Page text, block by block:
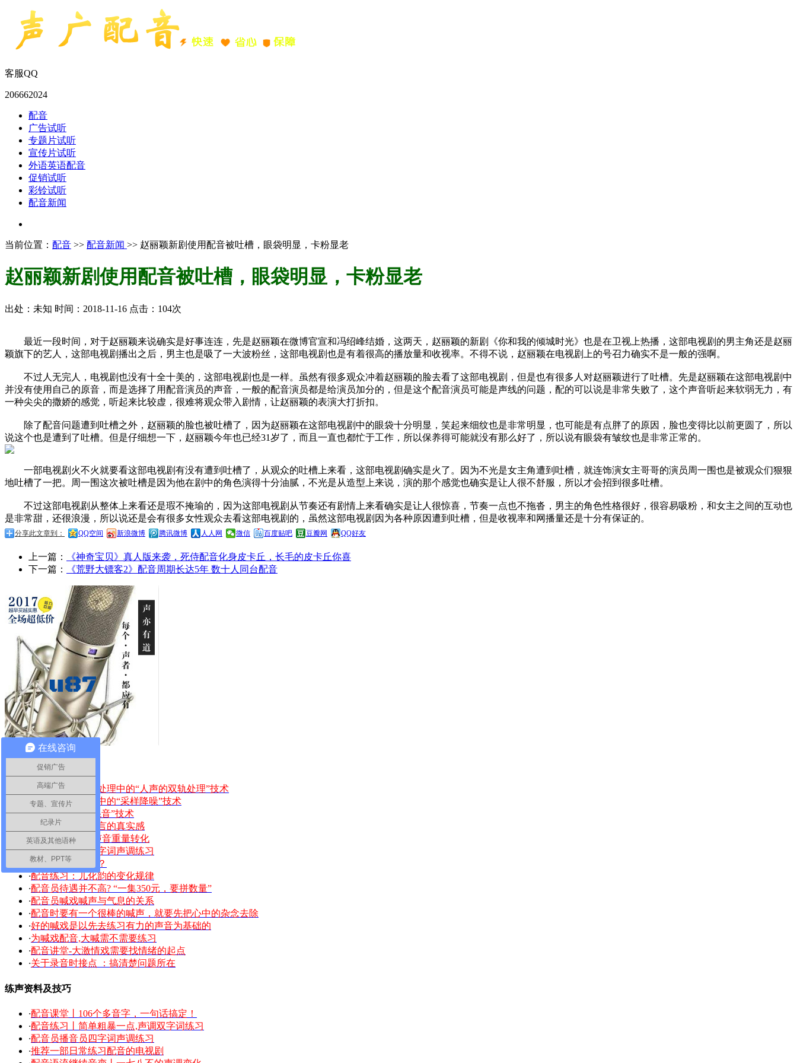
客服QQ
206662024
配音
广告试听
专题片试听
宣传片试听
外语英语配音
促销试听
彩铃试听
配音新闻
当前位置： 配音 >> 配音新闻 >> 赵丽颖新剧使用配音被吐槽，眼袋明显，卡粉显老
赵丽颖新剧使用配音被吐槽，眼袋明显，卡粉显老
出处：未知 时间：2018-11-16 点击：104次
最近一段时间，对于赵丽颖来说确实是好事连连，先是赵丽颖在微博官宣和冯绍峰结婚，这两天，赵丽颖的新剧《你和我的倾城时光》也是在卫视上热播，这部电视剧的男主角还是赵丽
颖旗下的艺人，这部电视剧播出之后，男主也是吸了一大波粉丝，这部电视剧也是有着很高的播放量和收视率。不得不说，赵丽颖在电视剧上的号召力确实不是一般的强啊。
不过人无完人，电视剧也没有十全十美的，这部电视剧也是一样。虽然有很多观众冲着赵丽颖的脸去看了这部电视剧，但是也有很多人对赵丽颖进行了吐槽。先是赵丽颖在这部电视剧中
并没有使用自己的原音，而是选择了用配音演员的声音，一般的配音演员都是给演员加分的，但是这个配音演员可能是声线的问题，配的可以说是非常失败了，这个声音听起来软弱无力，有
一种尖尖的撒娇的感觉，听起来比较虚，很难将观众带入剧情，让赵丽颖的表演大打折扣。
除了配音问题遭到吐槽之外，赵丽颖的脸也被吐槽了，因为赵丽颖在这部电视剧中的眼袋十分明显，笑起来细纹也是非常明显，也可能是有点胖了的原因，脸也变得比以前更圆了，所以
说这个也是遭到了吐槽。但是仔细想一下，赵丽颖今年也已经31岁了，而且一直也都忙于工作，所以保养得可能就没有那么好了，所以说有眼袋有皱纹也是非常正常的。
一部电视剧火不火就要看这部电视剧有没有遭到吐槽了，从观众的吐槽上来看，这部电视剧确实是火了。因为不光是女主角遭到吐槽，就连饰演女主哥哥的演员周一围也是被观众们狠狠
地吐槽了一把。周一围这次被吐槽是因为他在剧中的角色演得十分油腻，不光是从造型上来说，演的那个感觉也确实是让人很不舒服，所以才会招到很多吐槽。
不过这部电视剧从整体上来看还是瑕不掩瑜的，因为这部电视剧从节奏还有剧情上来看确实是让人很惊喜，节奏一点也不拖沓，男主的角色性格很好，很容易吸粉，和女主之间的互动也
是非常甜，还很浪漫，所以说还是会有很多女性观众去看这部电视剧的，虽然这部电视剧因为各种原因遭到吐槽，但是收视率和网播量还是十分有保证的。
分享此文章到： QQ空间 新浪微博 腾讯微博 人人网 微信 百度贴吧 豆瓣网 QQ好友
上一篇：
《神奇宝贝》真人版来袭，死侍配音化身皮卡丘，长毛的皮卡丘你喜
下一篇：
《荒野大镖客2》配音周期长达5年 数十人同台配音
配音师课堂
配音技术丨后期处理中的“人声的双轨处理”技术
·配音丨后期处理中的“采样降噪”技术
·后期处理中的“混音”技术
【配音讲堂】语言的真实感
·喊戏配音5——声音重量转化
·配音员播音员四字词声调练习
·什么是语流音变？
·配音练习：儿化韵的变化规律
·配音员待遇并不高? “一集350元，要拼数量”
·配音员喊戏喊声与气息的关系
·配音时要有一个很棒的喊声，就要先把心中的杂念去除
·好的喊戏是以先去练习有力的声音为基础的
·为喊戏配音,大喊需不需要练习
·配音讲堂-大激情戏需要找情绪的起点
·关于录音时接点 ：搞清楚问题所在
练声资料及技巧
·配音课堂丨106个多音字，一句话搞定！
·配音练习丨简单粗暴一点,声调双字词练习
·配音员播音员四字词声调练习
·推荐一部日常练习配音的电视剧
在线咨询
促销广告
高端广告
专题、宣传片
纪录片
英语及其他语种
教材、PPT等